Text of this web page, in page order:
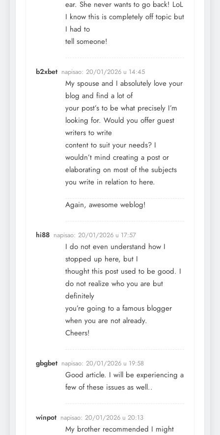
ear. She never wants to go back! LoL
I know this is completely off topic but
I had to
tell someone!
b2xbet napisao: 20/01/2026 u 14:45
My spouse and I absolutely love your
blog and find a lot of
your post’s to be what precisely I’m
looking for. Would you offer guest
writers to write
content to suit your needs? I
wouldn’t mind creating a post or
elaborating on most of the subjects
you write in relation to here.
Again, awesome weblog!
hi88 napisao: 20/01/2026 u 17:57
I do not even understand how I
stopped up here, but I
thought this post used to be good. I
do not realize who you are but
definitely
you’re going to a famous blogger
when you are not already.
Cheers!
gbgbet napisao: 20/01/2026 u 19:58
Good article. I will be experiencing a
few of these issues as well..
winpot napisao: 20/01/2026 u 20:13
My brother recommended I might